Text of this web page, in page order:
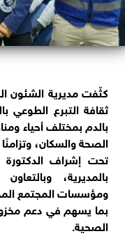
كثّفت مديرية الشئون
بالدم بمختلف أحياء
الصحة والسكان،
تحت إشراف الدكتورة
بالمديرية،
ومؤسسات المجتمع
بما يسهم في دعم
الصحية.